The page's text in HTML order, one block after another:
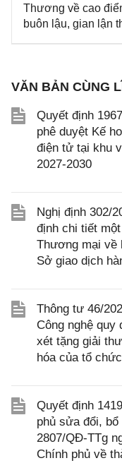
Thương về cao
buôn lậu, gian lận
VĂN BẢN CÙNG
Quyết định
phê duyệt Kế
điện tử tại khu
2027-2030
Nghị định 302/
định chi tiết
Thương mại về
Sở giao dịch
Thông tư 46/
Công nghệ quy
xét tặng giải
hóa của tổ
Quyết định
phủ sửa đổi,
2807/QĐ-TTg
Chính phủ về